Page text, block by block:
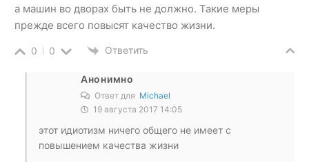
а машин во дворах быть не должно. Такие меры
прежде всего повысят качество жизни.
0 0 Ответить
Анонимно
Ответ для Michael
19 августа 2017 14:05
этот идиотизм ничего общего не имеет с
повышением качества жизни